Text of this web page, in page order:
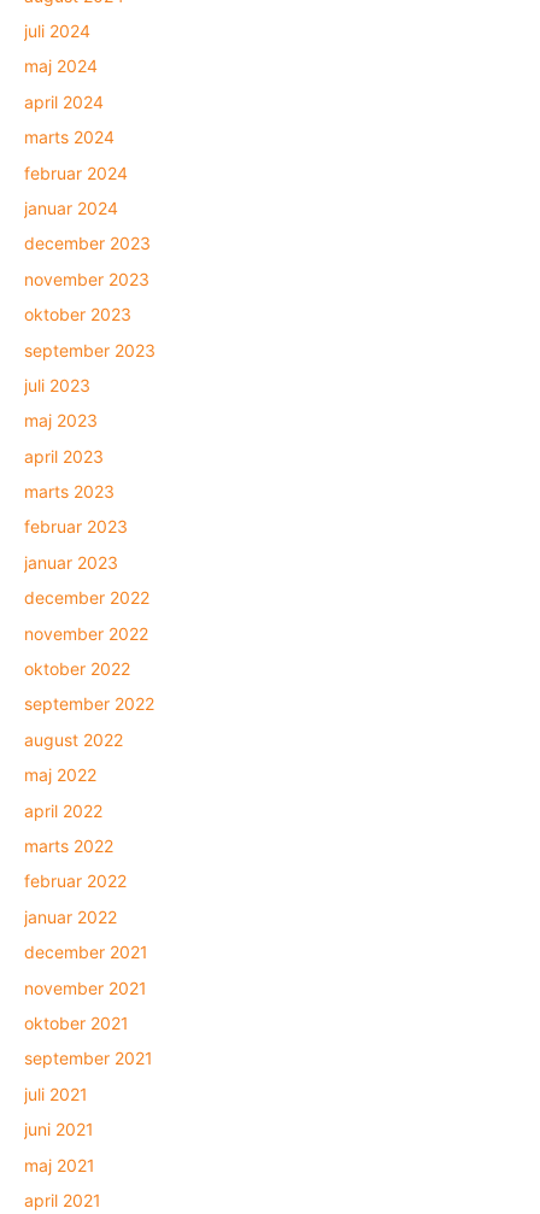
juli 2024
maj 2024
april 2024
marts 2024
februar 2024
januar 2024
december 2023
november 2023
oktober 2023
september 2023
juli 2023
maj 2023
april 2023
marts 2023
februar 2023
januar 2023
december 2022
november 2022
oktober 2022
september 2022
august 2022
maj 2022
april 2022
marts 2022
februar 2022
januar 2022
december 2021
november 2021
oktober 2021
september 2021
juli 2021
juni 2021
maj 2021
april 2021